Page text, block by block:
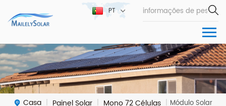
PT
Casa | Painel Solar | Mono 72 Células | Módulo Solar